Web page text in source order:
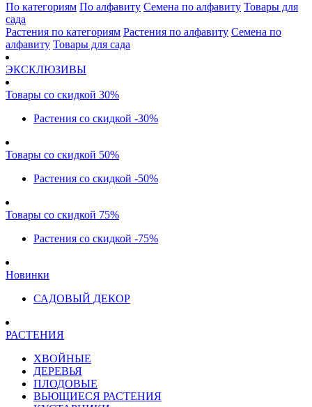
По категориям По алфавиту Семена по алфавиту Товары для
сада
Растения по категориям Растения по алфавиту Семена по
алфавиту Товары для сада
ЭКСКЛЮЗИВЫ
Товары со скидкой 30%
Растения со скидкой -30%
Товары со скидкой 50%
Растения со скидкой -50%
Товары со скидкой 75%
Растения со скидкой -75%
Новинки
САДОВЫЙ ДЕКОР
РАСТЕНИЯ
ХВОЙНЫЕ
ДЕРЕВЬЯ
ПЛОДОВЫЕ
ВЬЮЩИЕСЯ РАСТЕНИЯ